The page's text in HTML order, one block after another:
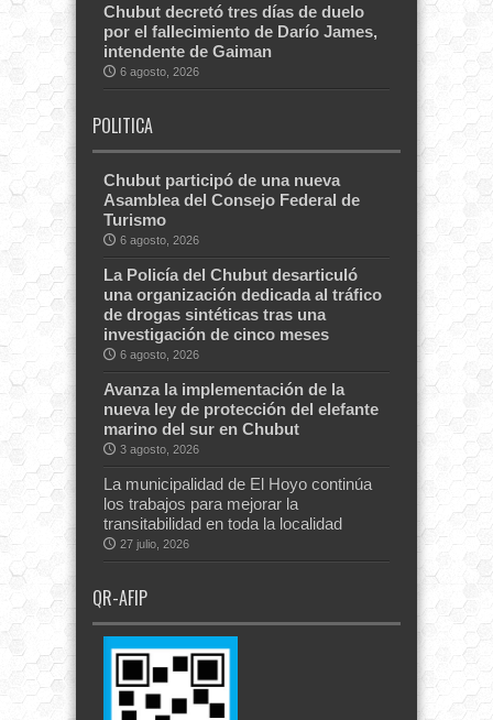
Chubut decretó tres días de duelo
por el fallecimiento de Darío James,
intendente de Gaiman
6 agosto, 2026
POLITICA
Chubut participó de una nueva
Asamblea del Consejo Federal de
Turismo
6 agosto, 2026
La Policía del Chubut desarticuló
una organización dedicada al tráfico
de drogas sintéticas tras una
investigación de cinco meses
6 agosto, 2026
Avanza la implementación de la
nueva ley de protección del elefante
marino del sur en Chubut
3 agosto, 2026
La municipalidad de El Hoyo continúa
los trabajos para mejorar la
transitabilidad en toda la localidad
27 julio, 2026
QR-AFIP